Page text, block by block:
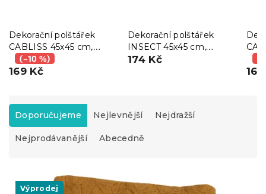
Dekorační polštářek
CABLISS 45x45 cm,
okrový
(–10 %)
169 Kč
Dekorační polštářek
INSECT 45x45 cm,
zelený
174 Kč
Ř
z
e
p
Doporučujeme Nejlevnější Nejdražší
Nejprodávanější Abecedně
Výprodej